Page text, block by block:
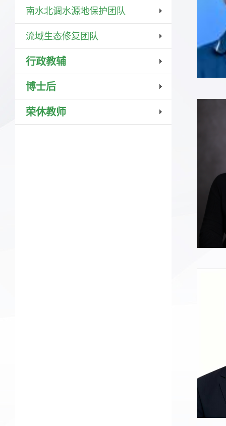
南水北调水源地保护团队
流域生态修复团队
行政教辅
博士后
荣休教师